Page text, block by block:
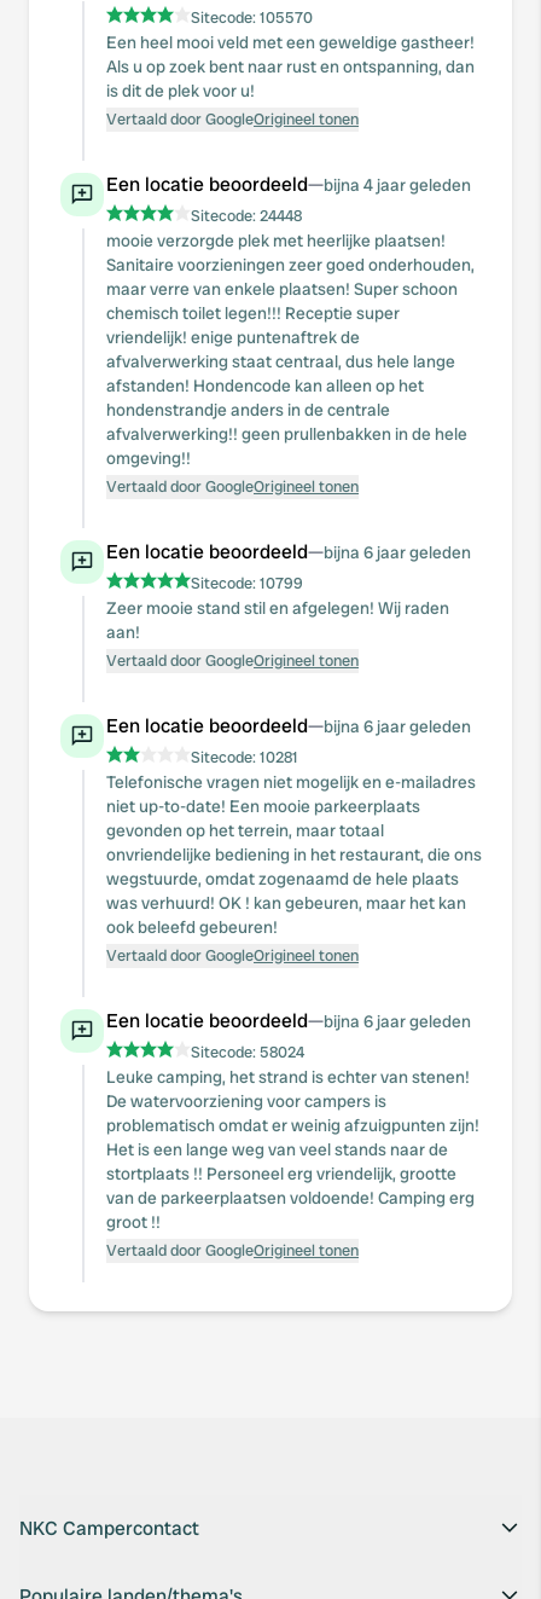
Sitecode:105570
Een heel mooi veld met een geweldige gastheer!
Als u op zoek bent naar rust en ontspanning, dan
is dit de plek voor u!
Vertaald door GoogleOrigineel tonen
Een locatie beoordeeld—bijna 4 jaar geleden
Sitecode:24448
mooie verzorgde plek met heerlijke plaatsen!
Sanitaire voorzieningen zeer goed onderhouden,
maar verre van enkele plaatsen! Super schoon
chemisch toilet legen!!! Receptie super
vriendelijk! enige puntenaftrek de
afvalverwerking staat centraal, dus hele lange
afstanden! Hondencode kan alleen op het
hondenstrandje anders in de centrale
afvalverwerking!! geen prullenbakken in de hele
omgeving!!
Vertaald door GoogleOrigineel tonen
Een locatie beoordeeld—bijna 6 jaar geleden
Sitecode:10799
Zeer mooie stand stil en afgelegen! Wij raden
aan!
Vertaald door GoogleOrigineel tonen
Een locatie beoordeeld—bijna 6 jaar geleden
Sitecode:10281
Telefonische vragen niet mogelijk en e-mailadres
niet up-to-date! Een mooie parkeerplaats
gevonden op het terrein, maar totaal
onvriendelijke bediening in het restaurant, die ons
wegstuurde, omdat zogenaamd de hele plaats
was verhuurd! OK ! kan gebeuren, maar het kan
ook beleefd gebeuren!
Vertaald door GoogleOrigineel tonen
Een locatie beoordeeld—bijna 6 jaar geleden
Sitecode:58024
Leuke camping, het strand is echter van stenen!
De watervoorziening voor campers is
problematisch omdat er weinig afzuigpunten zijn!
Het is een lange weg van veel stands naar de
stortplaats !! Personeel erg vriendelijk, grootte
van de parkeerplaatsen voldoende! Camping erg
groot !!
Vertaald door GoogleOrigineel tonen
NKC Campercontact